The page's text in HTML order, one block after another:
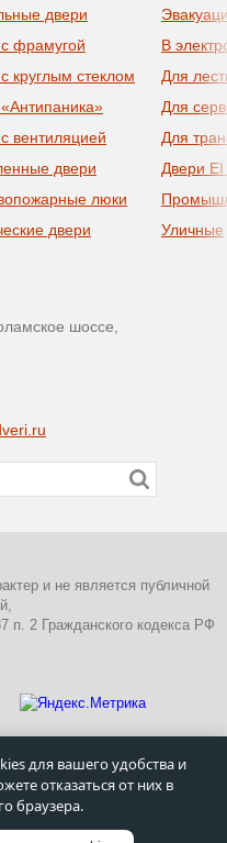
двери
фрамугой
круглым стеклом
вентиляцией
двери
люки
двери
В
Для
Для
Для
Двери
Уличные
шоссе,
и не является публичной
п. 2 Гражданского кодекса РФ
дверей–Противопожарные
для вашего удобства и
отказаться от них в
браузера.